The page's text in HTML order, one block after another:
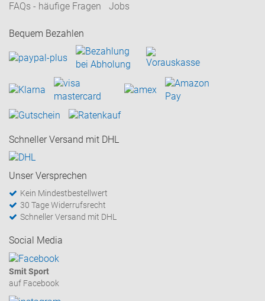
FAQs - häufige Fragen
Jobs
Bequem Bezahlen
Schneller Versand mit DHL
Unser Versprechen
Kein Mindestbestellwert
30 Tage Widerrufsrecht
Schneller Versand mit DHL
Social Media
Smit Sport
auf Facebook